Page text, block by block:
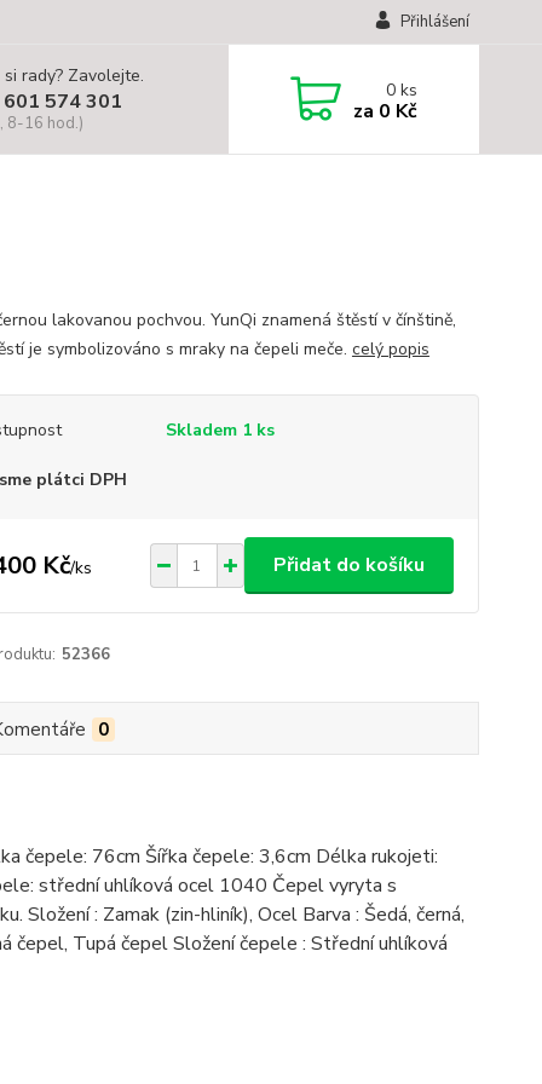
Přihlášení
rady? Zavolejte.
574 301
8-16 hod.)
0ks
za 0 Kč
lakovanou pochvou. YunQi znamená štěstí v čínštině,
je symbolizováno s mraky na čepeli meče. celý popis
Skladem 1 ks
plátci DPH
Kč/ks Přidat do košíku
52366
0
čepele: 76cm Šířka čepele: 3,6cm Délka rukojeti:
střední uhlíková ocel 1040 Čepel vyryta s
Složení : Zamak (zin-hliník), Ocel Barva : Šedá, černá,
Tupá čepel Složení čepele : Střední uhlíková